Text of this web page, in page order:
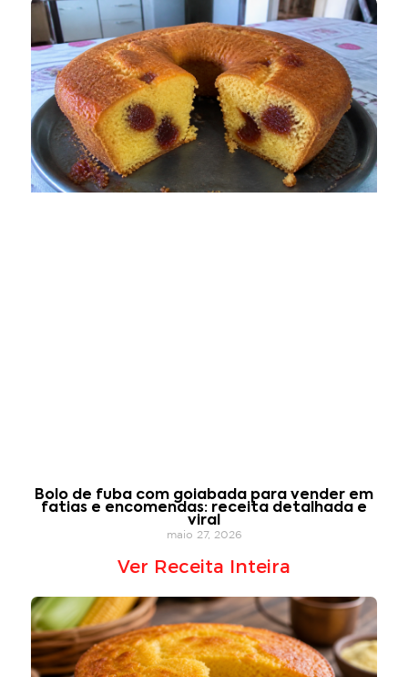
Bolo de fuba com goiabada para vender em
fatias e encomendas: receita detalhada e
viral
maio 27, 2026
Ver Receita Inteira